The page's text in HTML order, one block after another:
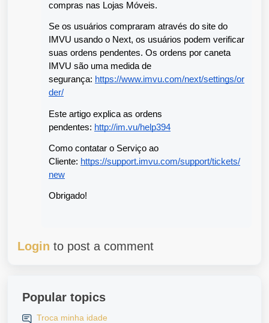
compras nas Lojas Móveis.
Se os usuários compraram através do site do
IMVU usando o Next, os usuários podem verificar
suas ordens pendentes. Os ordens por caneta
IMVU são uma medida de
segurança: https://www.imvu.com/next/settings/or
der/
Este artigo explica as ordens
pendentes: http://im.vu/help394
Como contatar o Serviço ao
Cliente: https://support.imvu.com/support/tickets/
new
Obrigado!
Login to post a comment
Popular topics
Troca minha idade